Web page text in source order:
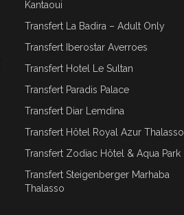
Kantaoui
Transfert La Badira – Adult Only
Transfert Iberostar Averroes
Transfert Hotel Le Sultan
Transfert Paradis Palace
Transfert Diar Lemdina
Transfert Hôtel Royal Azur Thalasso
Transfert Zodiac Hôtel & Aqua Park
Transfert Steigenberger Marhaba
Thalasso